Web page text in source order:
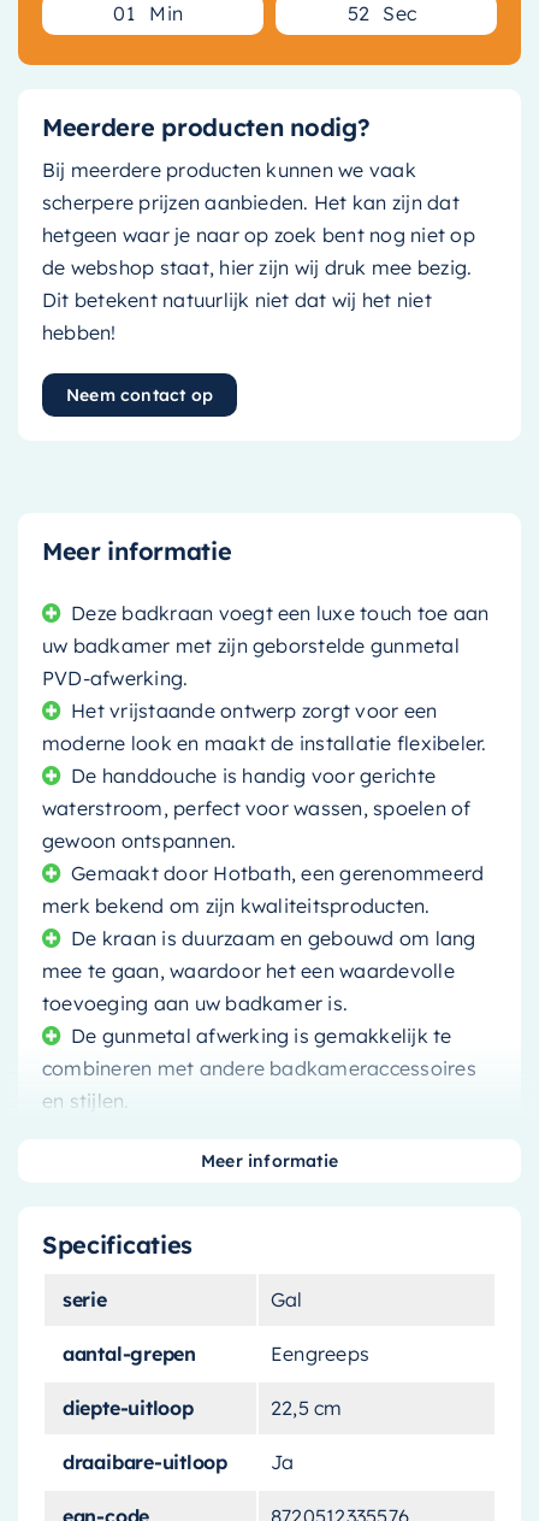
01 Min 52 Sec
Meerdere producten nodig?
Bij meerdere producten kunnen we vaak
scherpere prijzen aanbieden. Het kan zijn dat
hetgeen waar je naar op zoek bent nog niet op
de webshop staat, hier zijn wij druk mee bezig.
Dit betekent natuurlijk niet dat wij het niet
hebben!
Neem contact op
Meer informatie
Deze badkraan voegt een luxe touch toe aan
uw badkamer met zijn geborstelde gunmetal
PVD-afwerking.
Het vrijstaande ontwerp zorgt voor een
moderne look en maakt de installatie flexibeler.
De handdouche is handig voor gerichte
waterstroom, perfect voor wassen, spoelen of
gewoon ontspannen.
Gemaakt door Hotbath, een gerenommeerd
merk bekend om zijn kwaliteitsproducten.
De kraan is duurzaam en gebouwd om lang
mee te gaan, waardoor het een waardevolle
toevoeging aan uw badkamer is.
De gunmetal afwerking is gemakkelijk te
combineren met andere badkameraccessoires
en stijlen.
Transformeer uw badkamer met de **Hotbath
Gal Vrijstaande badkraan met handdouche**.
geborstelde gunmetal PVD-afwerking die een
maakt.
Uitzonderlijke functionaliteit
ontmoet stijlvol ontwerp
Specificaties
serie Gal
aantal-grepen Eengreeps
diepte-uitloop 22,5 cm
draaibare-uitloop Ja
ean-code 8720512335576
Meer informatie